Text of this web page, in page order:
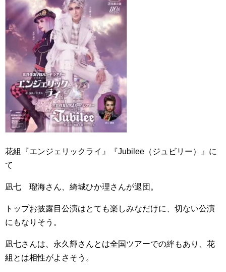
花組『エンジェリックライ』『Jubilee（ジュビリー）』に
て
凪七 瑠海さん、綺城ひか理さんが退団。
トップお披露目公演はとても楽しみなだけに、切ない公演
にもなりそう。
凪七さんは、永久輝さんとは全国ツアーでの絆もあり、花
組とは相性がよさそう。